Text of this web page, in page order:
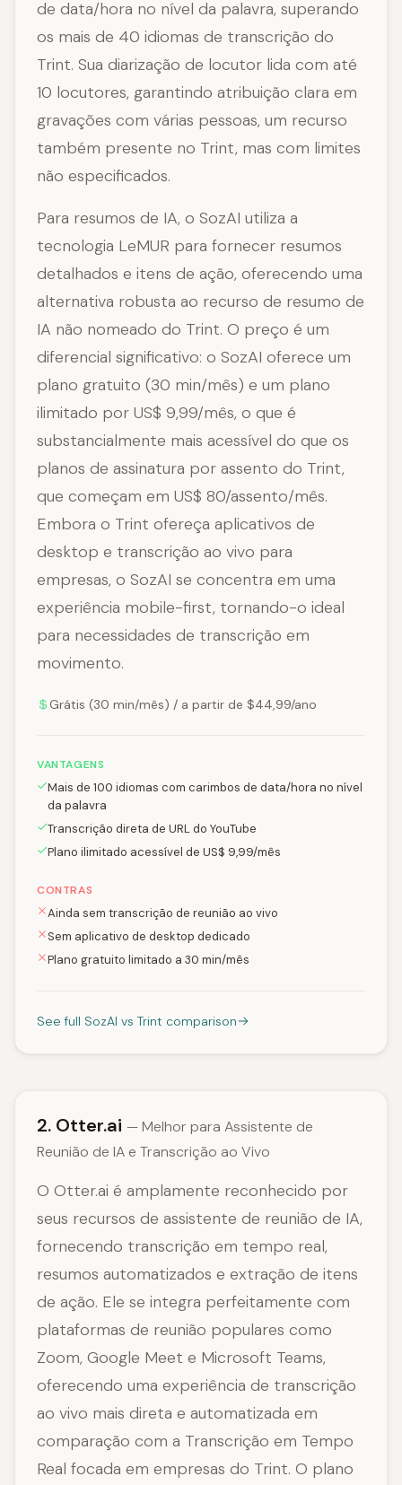
de data/hora no nível da palavra, superando
os mais de 40 idiomas de transcrição do
Trint. Sua diarização de locutor lida com até
10 locutores, garantindo atribuição clara em
gravações com várias pessoas, um recurso
também presente no Trint, mas com limites
não especificados.
Para resumos de IA, o SozAI utiliza a
tecnologia LeMUR para fornecer resumos
detalhados e itens de ação, oferecendo uma
alternativa robusta ao recurso de resumo de
IA não nomeado do Trint. O preço é um
diferencial significativo: o SozAI oferece um
plano gratuito (30 min/mês) e um plano
ilimitado por US$ 9,99/mês, o que é
substancialmente mais acessível do que os
planos de assinatura por assento do Trint,
que começam em US$ 80/assento/mês.
Embora o Trint ofereça aplicativos de
desktop e transcrição ao vivo para
empresas, o SozAI se concentra em uma
experiência mobile-first, tornando-o ideal
para necessidades de transcrição em
movimento.
Grátis (30 min/mês) / a partir de $44,99/ano
VANTAGENS
Mais de 100 idiomas com carimbos de data/hora no nível
da palavra
Transcrição direta de URL do YouTube
Plano ilimitado acessível de US$ 9,99/mês
CONTRAS
Ainda sem transcrição de reunião ao vivo
Sem aplicativo de desktop dedicado
Plano gratuito limitado a 30 min/mês
See full SozAI vs Trint comparison
2. Otter.ai — Melhor para Assistente de
Reunião de IA e Transcrição ao Vivo
O Otter.ai é amplamente reconhecido por
seus recursos de assistente de reunião de IA,
fornecendo transcrição em tempo real,
resumos automatizados e extração de itens
de ação. Ele se integra perfeitamente com
plataformas de reunião populares como
Zoom, Google Meet e Microsoft Teams,
oferecendo uma experiência de transcrição
ao vivo mais direta e automatizada em
comparação com a Transcrição em Tempo
Real focada em empresas do Trint. O plano